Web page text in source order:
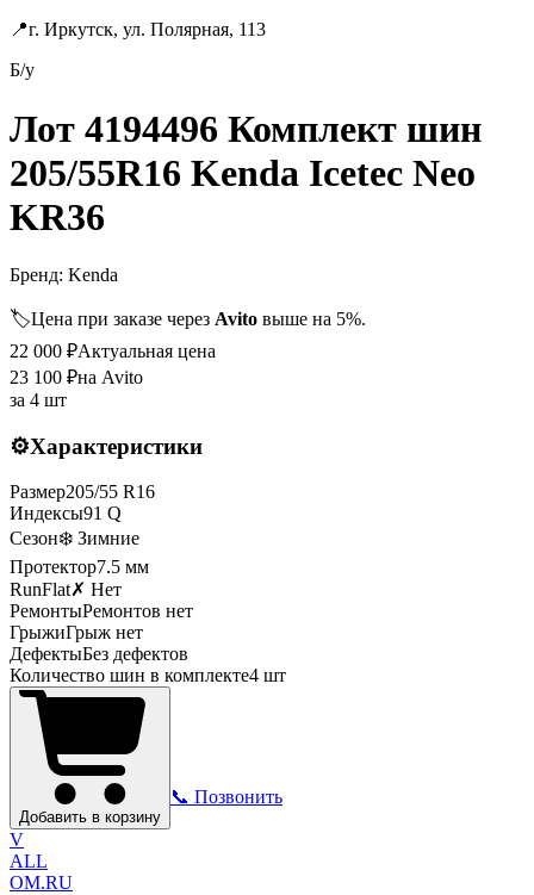
📍г. Иркутск, ул. Полярная, 113
Б/у
Лот 4194496 Комплект шин
205/55R16 Kenda Icetec Neo
KR36
Бренд: Kenda
🏷️Цена при заказе через Avito выше на 5%.
22 000 ₽Актуальная цена
23 100 ₽на Avito
за 4 шт
⚙️Характеристики
Размер205/55 R16
Индексы91 Q
Сезон❄️ Зимние
Протектор7.5 мм
RunFlat✗ Нет
РемонтыРемонтов нет
ГрыжиГрыж нет
ДефектыБез дефектов
Количество шин в комплекте4 шт
Добавить в корзину
📞 Позвонить
V
ALL
OM.RU